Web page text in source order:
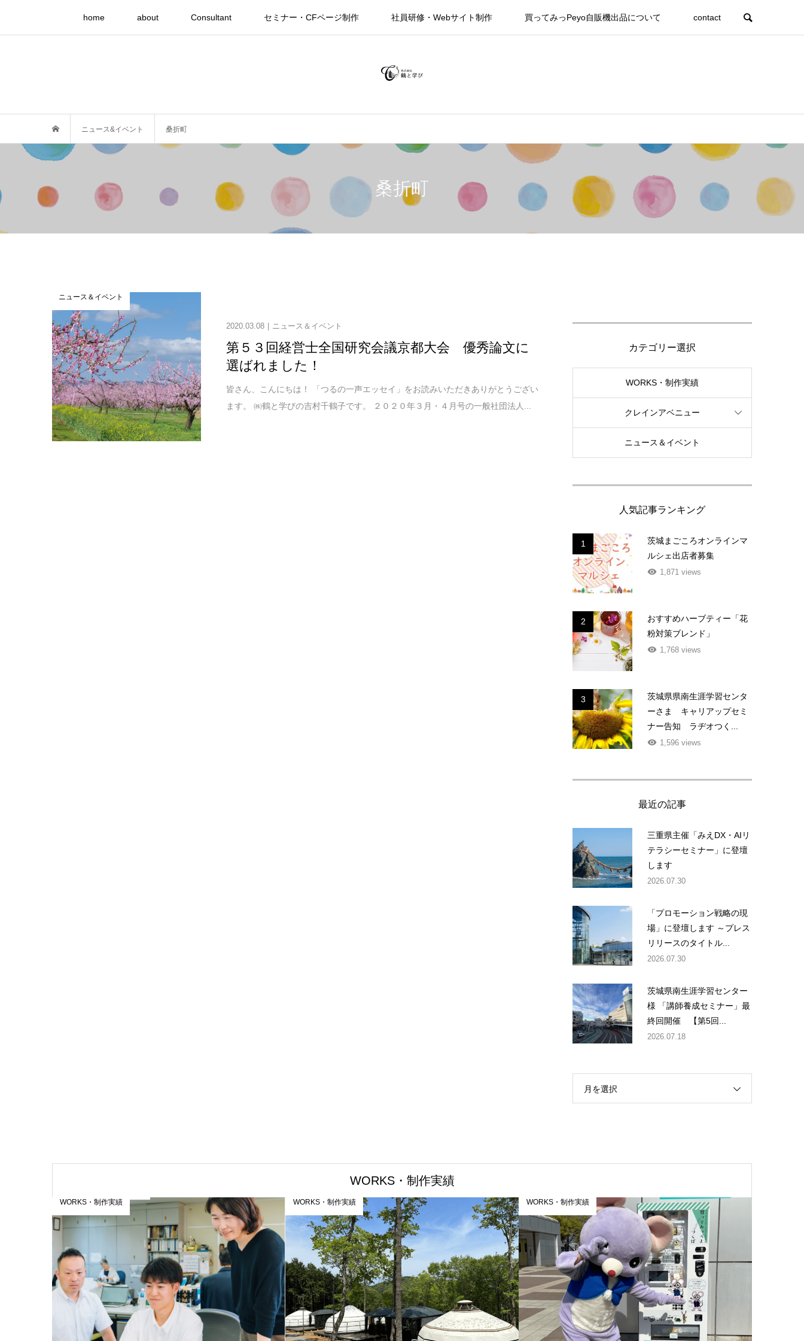
home about Consultant セミナー・CFページ制作 社員研修・Webサイト制作 買ってみっPeyo自販機出品について contact
ニュース&イベント 桑折町
桑折町
ニュース＆イベント
2020.03.08 ニュース＆イベント
第５３回経営士全国研究会議京都大会 優秀論文に
選ばれました！
皆さん、こんにちは！ 「つるの一声エッセイ」をお読みいただきありがとうござい
ます。 ㈱鶴と学びの吉村千鶴子です。 ２０２０年３月・４月号の一般社団法人...
カテゴリー選択
WORKS・制作実績
クレインアベニュー
ニュース＆イベント
人気記事ランキング
1
茨城まごころオンラインマ
ルシェ出店者募集
1,871 views
2
おすすめハーブティー「花
粉対策ブレンド」
1,768 views
3
茨城県県南生涯学習センタ
ーさま キャリアップセミ
ナー告知 ラヂオつく...
1,596 views
最近の記事
三重県主催「みえDX・AIリ
テラシーセミナー」に登壇
します
2026.07.30
「プロモーション戦略の現
場」に登壇します ～プレス
リリースのタイトル...
2026.07.30
茨城県南生涯学習センター
様 「講師養成セミナー」最
終回開催 【第5回...
2026.07.18
月を選択
WORKS・制作実績
WORKS・制作実績 WORKS・制作実績 WORKS・制作実績